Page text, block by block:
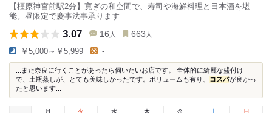
【橿原神宮前駅2分】寛ぎの和空間で、寿司や海鮮料理と日本酒を堪
能。昼限定で慶事法事承ります
3.07 16 人 663 人
￥5,000～￥5,999 -
...また奈良に行くことがあったら伺いたいお店です。 全体的に綺麗な盛付け
で、土瓶蒸しが、とても美味しかったです。ボリュームも有り、 コスパが良かっ
たと思います...
月
火 水 木 金 土 日